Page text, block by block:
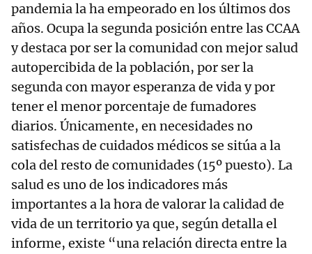
pandemia la ha empeorado en los últimos dos
años. Ocupa la segunda posición entre las CCAA
y destaca por ser la comunidad con mejor salud
autopercibida de la población, por ser la
segunda con mayor esperanza de vida y por
tener el menor porcentaje de fumadores
diarios. Únicamente, en necesidades no
satisfechas de cuidados médicos se sitúa a la
cola del resto de comunidades (15º puesto). La
salud es uno de los indicadores más
importantes a la hora de valorar la calidad de
vida de un territorio ya que, según detalla el
informe, existe “una relación directa entre la